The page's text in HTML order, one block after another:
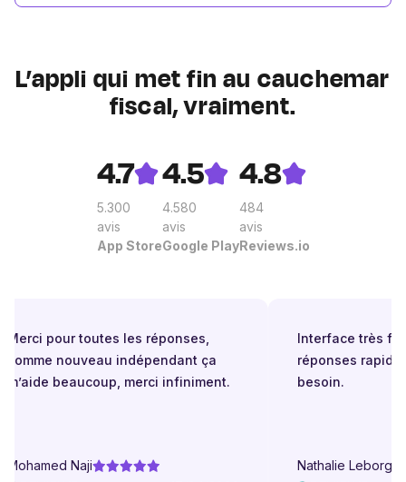
L’appli qui met fin au cauchemar
fiscal, vraiment.
4.7
5.300
avis
App Store
4.5
4.580
avis
Google Play
4.8
484
avis
Reviews.io
Merci pour toutes les réponses,
comme nouveau indépendant ça
m’aide beaucoup, merci infiniment.
Mohamed Naji
Interface très
réponses
besoin.
Nathalie Leborgne